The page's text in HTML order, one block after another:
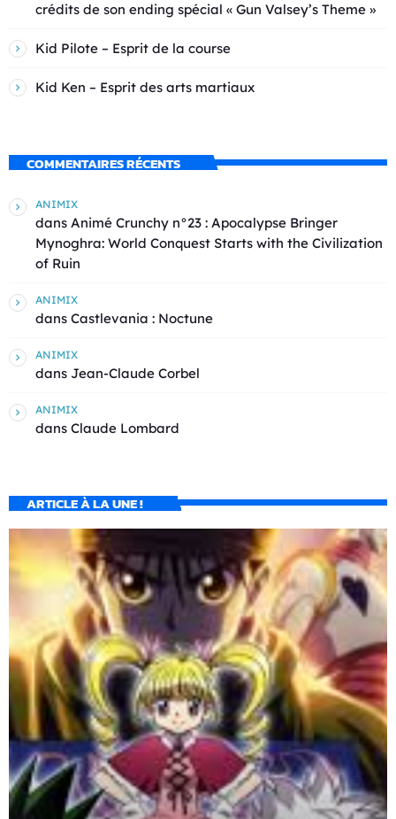
crédits de son ending spécial « Gun Valsey’s Theme »
Kid Pilote – Esprit de la course
Kid Ken – Esprit des arts martiaux
COMMENTAIRES RÉCENTS
ANIMIX
dans Animé Crunchy n°23 : Apocalypse Bringer
Mynoghra: World Conquest Starts with the Civilization
of Ruin
ANIMIX
dans Castlevania : Noctune
ANIMIX
dans Jean-Claude Corbel
ANIMIX
dans Claude Lombard
ARTICLE À LA UNE !